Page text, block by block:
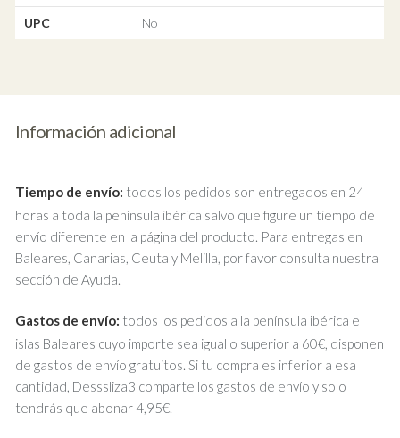
UPC No
Información adicional
Tiempo de envío: todos los pedidos son entregados en 24
horas a toda la península ibérica salvo que figure un tiempo de
envío diferente en la página del producto. Para entregas en
Baleares, Canarias, Ceuta y Melilla, por favor consulta nuestra
sección de Ayuda.
Gastos de envío: todos los pedidos a la península ibérica e
islas Baleares cuyo importe sea igual o superior a 60€, disponen
de gastos de envío gratuitos. Si tu compra es inferior a esa
cantidad, Desssliza3 comparte los gastos de envío y solo
tendrás que abonar 4,95€.